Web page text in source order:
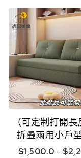
（可定制打開
折疊兩用小戶
$1,500.0 – $